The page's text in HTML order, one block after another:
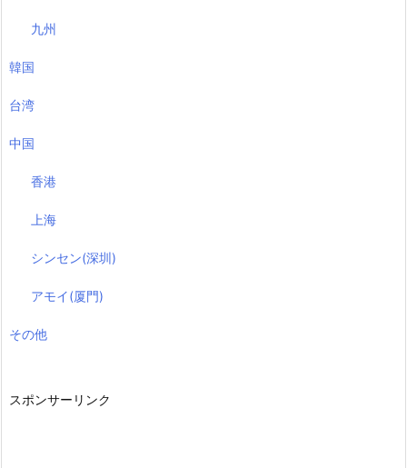
九州
韓国
台湾
中国
香港
上海
シンセン(深圳)
アモイ(厦門)
その他
スポンサーリンク